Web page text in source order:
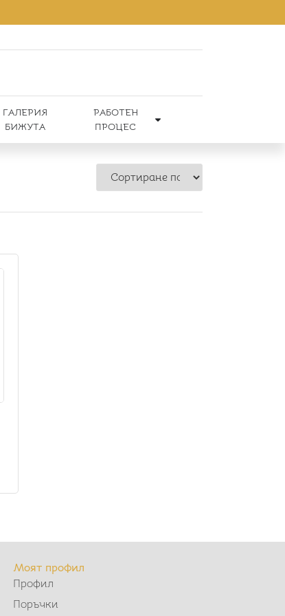
ГАЛЕРИЯ
БИЖУТА
РАБОТЕН
ПРОЦЕС
Моят профил
Профил
Поръчки